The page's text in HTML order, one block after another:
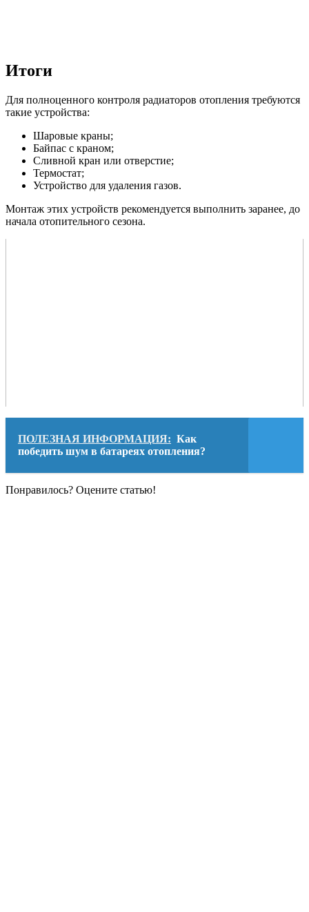
Итоги
Для полноценного контроля радиаторов отопления требуются
такие устройства:
Шаровые краны;
Байпас с краном;
Сливной кран или отверстие;
Термостат;
Устройство для удаления газов.
Монтаж этих устройств рекомендуется выполнить заранее, до
начала отопительного сезона.
ПОЛЕЗНАЯ ИНФОРМАЦИЯ: Как
победить шум в батареях отопления?
Понравилось? Оцените статью!